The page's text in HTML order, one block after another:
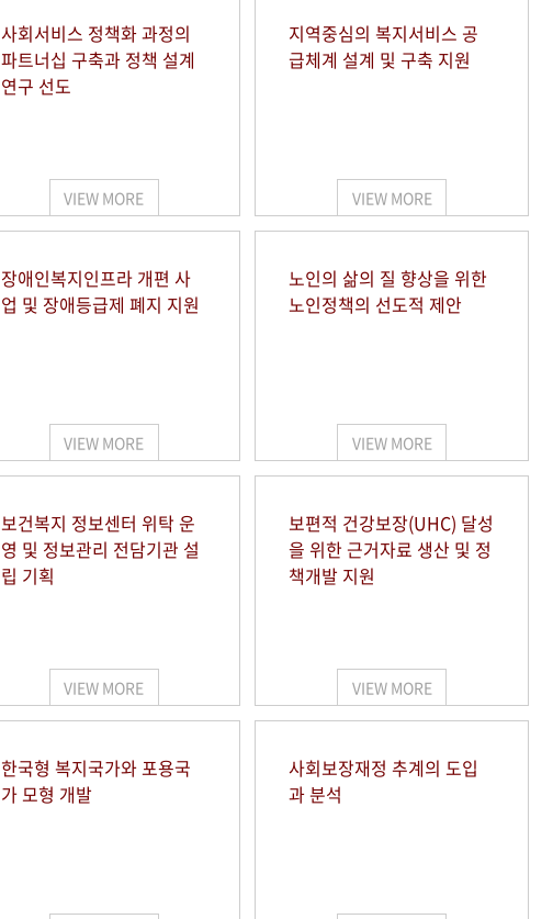
사회서비스 정책화 과정의
파트너십 구축과 정책 설계
연구 선도
VIEW MORE
지역중심의 복지서비스 공
급체계 설계 및 구축 지원
VIEW MORE
장애인복지인프라 개편 사
업 및 장애등급제 폐지 지원
VIEW MORE
노인의 삶의 질 향상을 위한
노인정책의 선도적 제안
VIEW MORE
보건복지 정보센터 위탁 운
영 및 정보관리 전담기관 설
립 기획
VIEW MORE
보편적 건강보장(UHC) 달성
을 위한 근거자료 생산 및 정
책개발 지원
VIEW MORE
한국형 복지국가와 포용국
가 모형 개발
사회보장재정 추계의 도입
과 분석